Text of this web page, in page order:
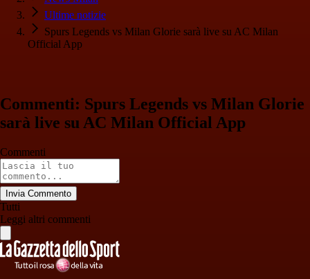
Ultime notizie
Spurs Legends vs Milan Glorie sarà live su AC Milan
Official App
Commenti: Spurs Legends vs Milan Glorie
sarà live su AC Milan Official App
Commenti
Invia Commento
Tutti
Leggi altri commenti